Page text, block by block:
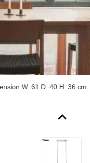
W. 61 D. 40 H. 36 cm